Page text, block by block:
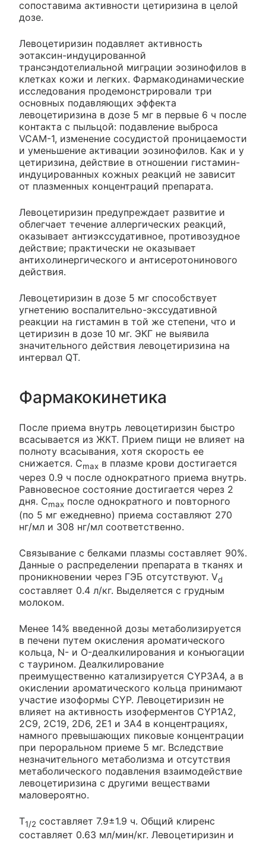
сопоставима активности цетиризина в целой
дозе.
Левоцетиризин подавляет активность
эотаксин-индуцированной
трансэндотелиальной миграции эозинофилов в
клетках кожи и легких. Фармакодинамические
исследования продемонстрировали три
основных подавляющих эффекта
левоцетиризина в дозе 5 мг в первые 6 ч после
контакта с пыльцой: подавление выброса
VCAM-1, изменение сосудистой проницаемости
и уменьшение активации эозинофилов. Как и у
цетиризина, действие в отношении гистамин-
индуцированных кожных реакций не зависит
от плазменных концентраций препарата.
Левоцетиризин предупреждает развитие и
облегчает течение аллергических реакций,
оказывает антиэкссудативное, противозудное
действие; практически не оказывает
антихолинергического и антисеротонинового
действия.
Левоцетиризин в дозе 5 мг способствует
угнетению воспалительно-экссудативной
реакции на гистамин в той же степени, что и
цетиризин в дозе 10 мг. ЭКГ не выявила
значительного действия левоцетиризина на
интервал QT.
Фармакокинетика
После приема внутрь левоцетиризин быстро
всасывается из ЖКТ. Прием пищи не влияет на
полноту всасывания, хотя скорость ее
снижается. Cmax в плазме крови достигается
через 0.9 ч после однократного приема внутрь.
Равновесное состояние достигается через 2
дня. Cmax после однократного и повторного
(по 5 мг ежедневно) приема составляют 270
нг/мл и 308 нг/мл соответственно.
Связывание с белками плазмы составляет 90%.
Данные о распределении препарата в тканях и
проникновении через ГЭБ отсутствуют. Vd
составляет 0.4 л/кг. Выделяется с грудным
молоком.
Менее 14% введенной дозы метаболизируется
в печени путем окисления ароматического
кольца, N- и O-деалкилирования и конъюгации
с таурином. Деалкилирование
преимущественно катализируется CYP3A4, а в
окислении ароматического кольца принимают
участие изоформы CYP. Левоцетиризин не
влияет на активность изоферментов CYP1A2,
2C9, 2C19, 2D6, 2E1 и 3A4 в концентрациях,
намного превышающих пиковые концентрации
при пероральном приеме 5 мг. Вследствие
незначительного метаболизма и отсутствия
метаболического подавления взаимодействие
левоцетиризина с другими веществами
маловероятно.
T1/2 составляет 7.9±1.9 ч. Общий клиренс
составляет 0.63 мл/мин/кг. Левоцетиризин и